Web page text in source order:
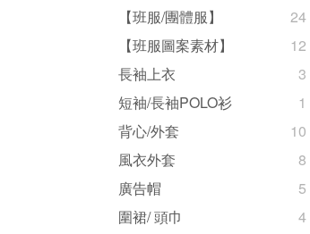
【班服/團體服】
24
【班服圖案素材】
12
長袖上衣
3
短袖/長袖POLO衫
1
背心/外套
10
風衣外套
8
廣告帽
5
圍裙/ 頭巾
4